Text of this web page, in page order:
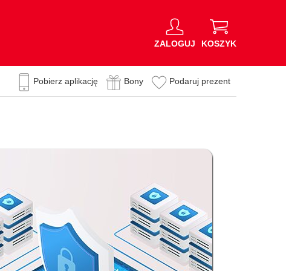
ZALOGUJ KOSZYK
Pobierz aplikację Bony Podaruj prezent